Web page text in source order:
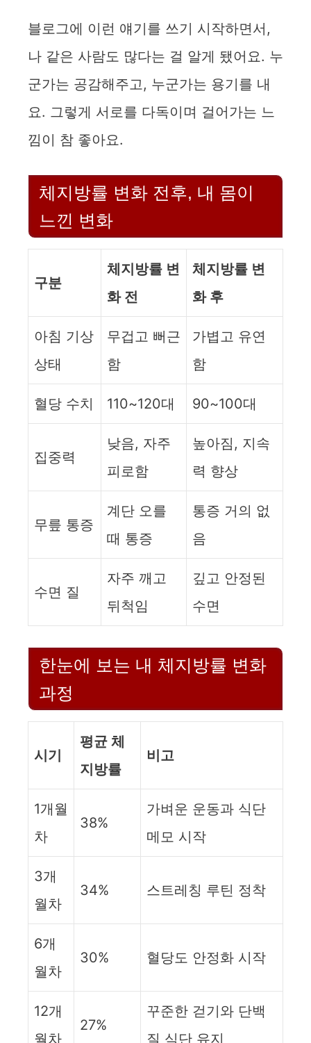
블로그에 이런 얘기를 쓰기 시작하면서,
나 같은 사람도 많다는 걸 알게 됐어요. 누
군가는 공감해주고, 누군가는 용기를 내
요. 그렇게 서로를 다독이며 걸어가는 느
낌이 참 좋아요.
체지방률 변화 전후, 내 몸이
느낀 변화
구분
체지방률 변
화 전
체지방률 변
화 후
아침 기상
상태
무겁고 뻐근
함
가볍고 유연
함
혈당 수치 110~120대 90~100대
집중력
낮음, 자주
피로함
높아짐, 지속
력 향상
무릎 통증
계단 오를
때 통증
통증 거의 없
음
수면 질
자주 깨고
뒤척임
깊고 안정된
수면
한눈에 보는 내 체지방률 변화
과정
시기
평균 체
지방률
비고
1개월
차
38%
가벼운 운동과 식단
메모 시작
3개
월차
34% 스트레칭 루틴 정착
6개
월차
30% 혈당도 안정화 시작
12개
월차
27%
꾸준한 걷기와 단백
질 식단 유지